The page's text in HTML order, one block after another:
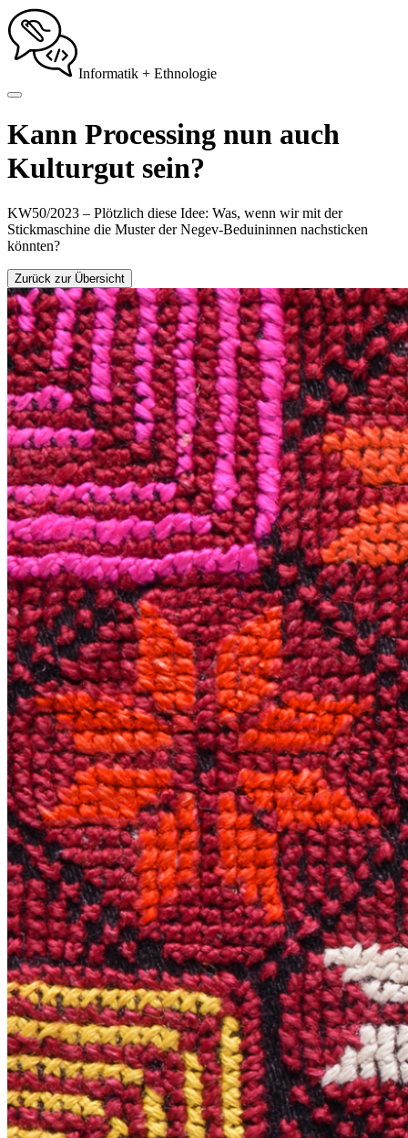
Informatik + Ethnologie
Kann Processing nun auch
Kulturgut sein?
KW50/2023 – Plötzlich diese Idee: Was, wenn wir mit der
Stickmaschine die Muster der Negev-Beduininnen nachsticken
könnten?
Zurück zur Übersicht